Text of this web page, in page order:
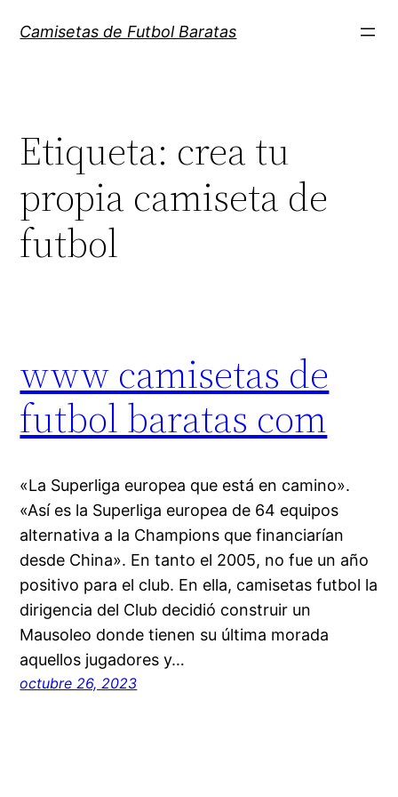
Camisetas de Futbol Baratas
Etiqueta: crea tu
propia camiseta de
futbol
www camisetas de
futbol baratas com
«La Superliga europea que está en camino».
«Así es la Superliga europea de 64 equipos
alternativa a la Champions que financiarían
desde China». En tanto el 2005, no fue un año
positivo para el club. En ella, camisetas futbol la
dirigencia del Club decidió construir un
Mausoleo donde tienen su última morada
aquellos jugadores y…
octubre 26, 2023